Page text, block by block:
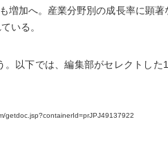
加へ。産業分野別の成長率に顕著
いる。
以下では、編集部がセレクトした
getdoc.jsp?containerId=prJPJ49137922